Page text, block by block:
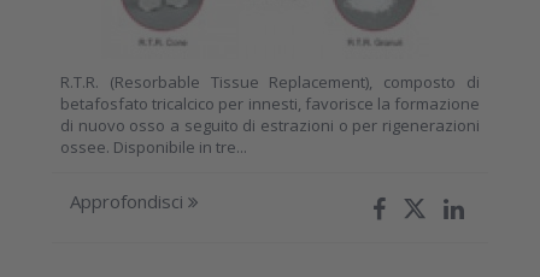
R.T.R. (Resorbable Tissue Replacement), composto di
betafosfato tricalcico per innesti, favorisce la formazione
di nuovo osso a seguito di estrazioni o per rigenerazioni
ossee. Disponibile in tre...
Approfondisci